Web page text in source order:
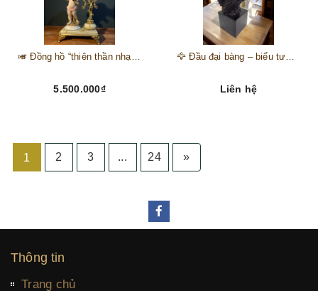
🎺 Đồng hồ “thiên thần nhạc hội” – tuyệt mỹ phẩm trang trí phong cách hoàng gia 🎼
5.500.000₫
🦅 Đầu đại bàng – biểu tượng của kẻ chinh phục trên đỉnh núi thành công 🦅
Liên hệ
1 2 3 ... 24 »
Thông tin
Trang chủ